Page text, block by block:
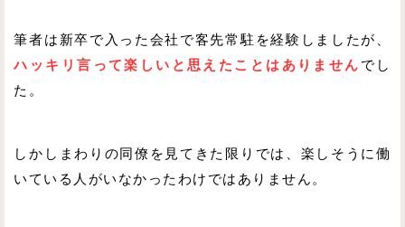
筆者は新卒で入った会社で客先常駐を経験しましたが、
ハッキリ言って楽しいと思えたことはありません でし
た。
しかしまわりの同僚を見てきた限りでは、楽しそうに働
いている人がいなかったわけではありません。